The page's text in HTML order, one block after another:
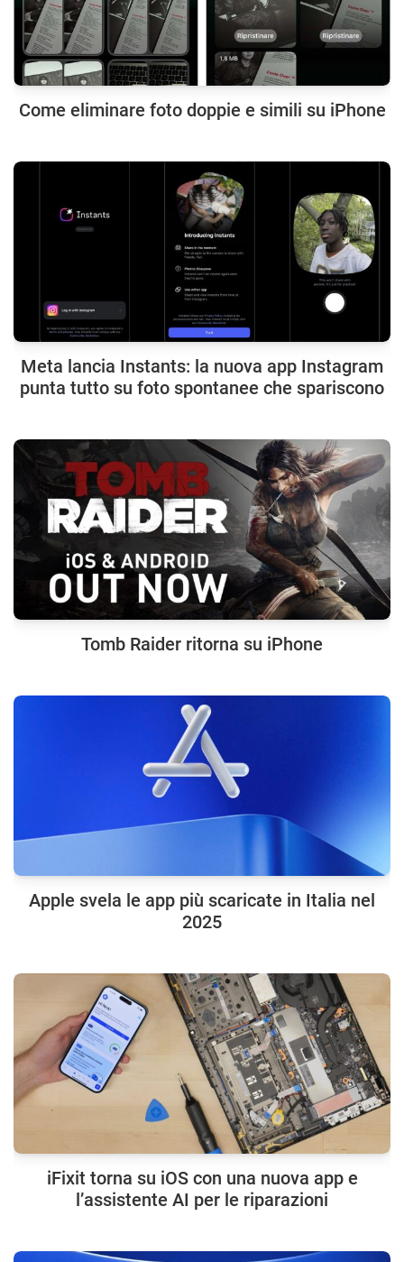
Come eliminare foto doppie e simili su iPhone
Meta lancia Instants: la nuova app Instagram
punta tutto su foto spontanee che spariscono
Tomb Raider ritorna su iPhone
Apple svela le app più scaricate in Italia nel
2025
iFixit torna su iOS con una nuova app e
l’assistente AI per le riparazioni